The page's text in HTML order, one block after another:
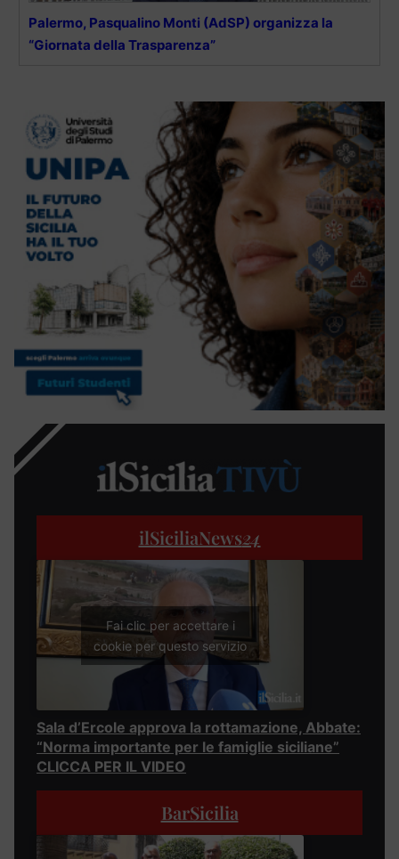
Palermo, Pasqualino Monti (AdSP) organizza la
“Giornata della Trasparenza”
ilSiciliaNews24
Fai clic per accettare i
cookie per questo servizio
Sala d’Ercole approva la rottamazione, Abbate:
“Norma importante per le famiglie siciliane”
CLICCA PER IL VIDEO
BarSicilia